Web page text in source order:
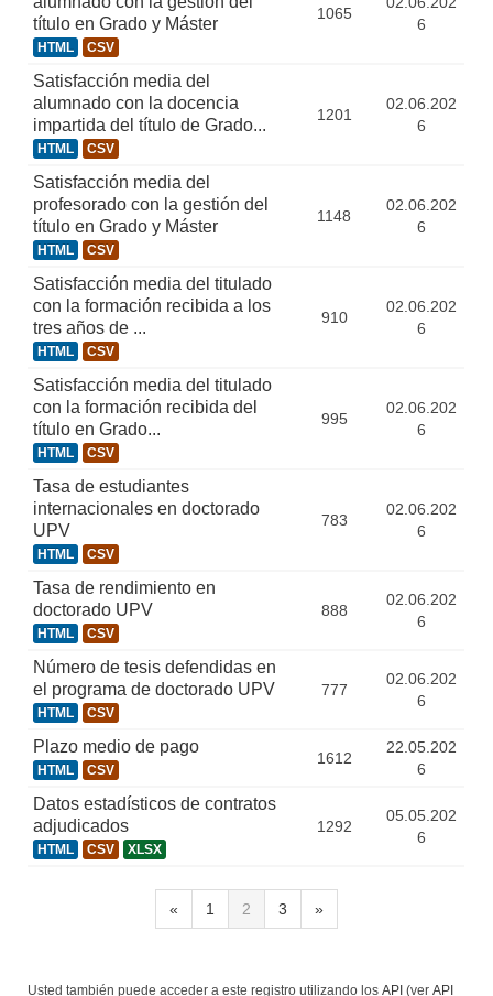
título en Grado y Máster
HTML CSV
1065
6
Satisfacción media del
alumnado con la docencia
impartida del título de Grado...
HTML CSV
1201
02.06.202
6
Satisfacción media del
profesorado con la gestión del
título en Grado y Máster
HTML CSV
1148
02.06.202
6
Satisfacción media del titulado
con la formación recibida a los
tres años de ...
HTML CSV
910
02.06.202
6
Satisfacción media del titulado
con la formación recibida del
título en Grado...
HTML CSV
995
02.06.202
6
Tasa de estudiantes
internacionales en doctorado
UPV
HTML CSV
783
02.06.202
6
Tasa de rendimiento en
doctorado UPV
HTML CSV
888
02.06.202
6
Número de tesis defendidas en
el programa de doctorado UPV
HTML CSV
777
02.06.202
6
Plazo medio de pago
HTML CSV
1612
22.05.202
6
Datos estadísticos de contratos
adjudicados
HTML CSV XLSX
1292
05.05.202
6
« 1 2 3 »
Usted también puede acceder a este registro utilizando los API (ver API